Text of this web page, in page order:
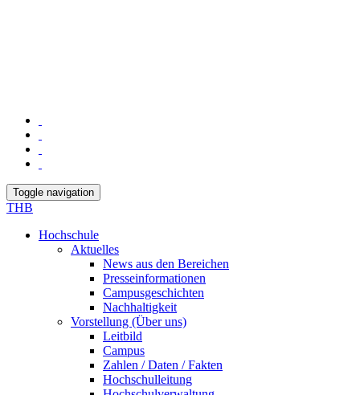
Toggle navigation
THB
Hochschule
Aktuelles
News aus den Bereichen
Presseinformationen
Campusgeschichten
Nachhaltigkeit
Vorstellung (Über uns)
Leitbild
Campus
Zahlen / Daten / Fakten
Hochschulleitung